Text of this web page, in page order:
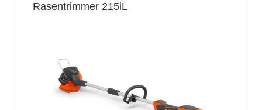
Rasentrimmer 215iL